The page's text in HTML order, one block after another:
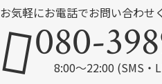
お気軽にお電話でお問い合わせ
080-
8:00～22:00 (SMS・